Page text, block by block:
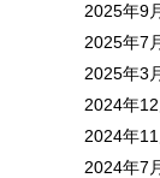
2025年9
2025年7
2025年3
2024年12
2024年11
2024年7